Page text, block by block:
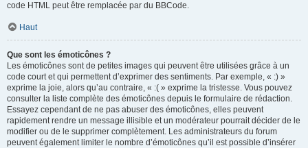
code HTML peut être remplacée par du BBCode.
Haut
Que sont les émoticônes ?
Les émoticônes sont de petites images qui peuvent être utilisées grâce à un
code court et qui permettent d’exprimer des sentiments. Par exemple, « :) »
exprime la joie, alors qu’au contraire, « :( » exprime la tristesse. Vous pouvez
consulter la liste complète des émoticônes depuis le formulaire de rédaction.
Essayez cependant de ne pas abuser des émoticônes, elles peuvent
rapidement rendre un message illisible et un modérateur pourrait décider de le
modifier ou de le supprimer complètement. Les administrateurs du forum
peuvent également limiter le nombre d’émoticônes qu’il est possible d’insérer